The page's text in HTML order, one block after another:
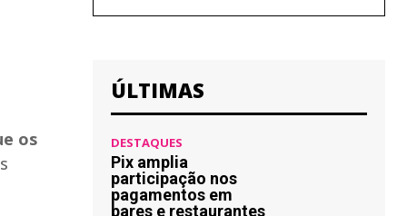
os
ÚLTIMAS
DESTAQUES
Pix amplia
participação nos
pagamentos em
bares e restaurantes